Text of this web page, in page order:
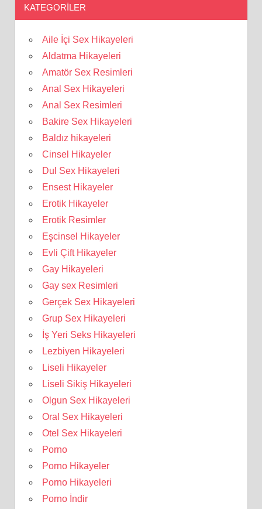
KATEGORILER
Aile İçi Sex Hikayeleri
Aldatma Hikayeleri
Amatör Sex Resimleri
Anal Sex Hikayeleri
Anal Sex Resimleri
Bakire Sex Hikayeleri
Baldız hikayeleri
Cinsel Hikayeler
Dul Sex Hikayeleri
Ensest Hikayeler
Erotik Hikayeler
Erotik Resimler
Eşcinsel Hikayeler
Evli Çift Hikayeler
Gay Hikayeleri
Gay sex Resimleri
Gerçek Sex Hikayeleri
Grup Sex Hikayeleri
İş Yeri Seks Hikayeleri
Lezbiyen Hikayeleri
Liseli Hikayeler
Liseli Sikiş Hikayeleri
Olgun Sex Hikayeleri
Oral Sex Hikayeleri
Otel Sex Hikayeleri
Porno
Porno Hikayeler
Porno Hikayeleri
Porno İndir